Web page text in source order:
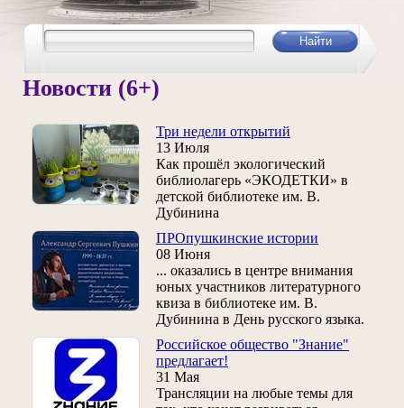
Новости (6+)
Три недели открытий
13 Июля
Как прошёл экологический
библиолагерь «ЭКОДЕТКИ» в
детской библиотеке им. В.
Дубинина
ПРОпушкинские истории
08 Июня
... оказались в центре внимания
юных участников литературного
квиза в библиотеке им. В.
Дубинина в День русского языка.
Российское общество "Знание"
предлагает!
31 Мая
Трансляции на любые темы для